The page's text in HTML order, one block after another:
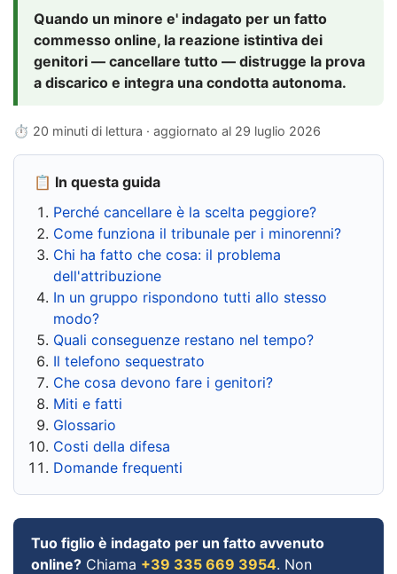
Quando un minore e' indagato per un fatto
commesso online, la reazione istintiva dei
genitori — cancellare tutto — distrugge la prova
a discarico e integra una condotta autonoma.
⏱ 20 minuti di lettura · aggiornato al 29 luglio 2026
📋 In questa guida
Perché cancellare è la scelta peggiore?
Come funziona il tribunale per i minorenni?
Chi ha fatto che cosa: il problema
dell'attribuzione
In un gruppo rispondono tutti allo stesso
modo?
Quali conseguenze restano nel tempo?
Il telefono sequestrato
Che cosa devono fare i genitori?
Miti e fatti
Glossario
Costi della difesa
Domande frequenti
Tuo figlio è indagato per un fatto avvenuto
online? Chiama +39 335 669 3954. Non